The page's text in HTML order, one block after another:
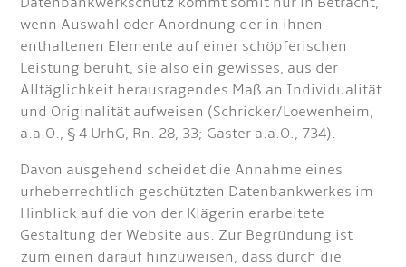
wenn Auswahl oder Anordnung der in ihnen
enthaltenen Elemente auf einer schöpferischen
Leistung beruht, sie also ein gewisses, aus der
Alltäglichkeit herausragendes Maß an Individualität
und Originalität aufweisen (Schricker/Loewenheim,
a.a.O., § 4 UrhG, Rn. 28, 33; Gaster a.a.O., 734).
Davon ausgehend scheidet die Annahme eines
urheberrechtlich geschützten Datenbankwerkes im
Hinblick auf die von der Klägerin erarbeitete
Gestaltung der Website aus. Zur Begründung ist
zum einen darauf hinzuweisen, dass durch die